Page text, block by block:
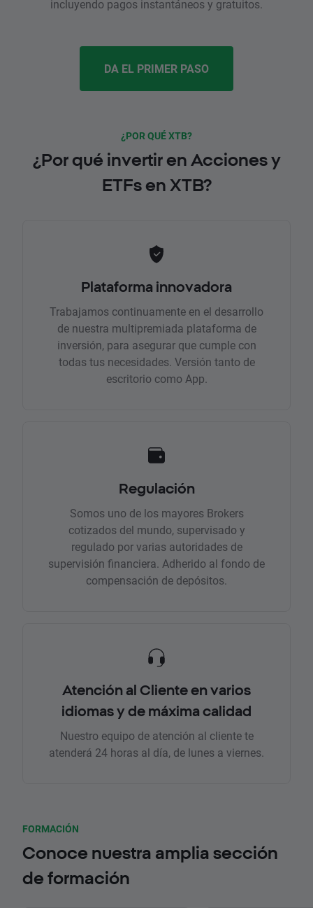
incluyendo pagos instantáneos y gratuitos.
DA EL PRIMER PASO
¿POR QUÉ XTB?
¿Por qué invertir en Acciones y
ETFs en XTB?
Plataforma innovadora
Trabajamos continuamente en el desarrollo
de nuestra multipremiada plataforma de
inversión, para asegurar que cumple con
todas tus necesidades. Versión tanto de
escritorio como App.
Regulación
Somos uno de los mayores Brokers
cotizados del mundo, supervisado y
regulado por varias autoridades de
supervisión financiera. Adherido al fondo de
compensación de depósitos.
Atención al Cliente en varios
idiomas y de máxima calidad
Nuestro equipo de atención al cliente te
atenderá 24 horas al día, de lunes a viernes.
FORMACIÓN
Conoce nuestra amplia sección
de formación